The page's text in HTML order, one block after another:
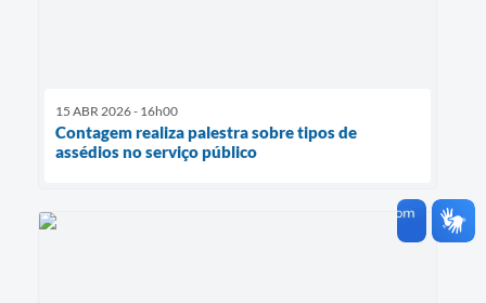
15 ABR 2026 - 16h00
Contagem realiza palestra sobre tipos de
assédios no serviço público